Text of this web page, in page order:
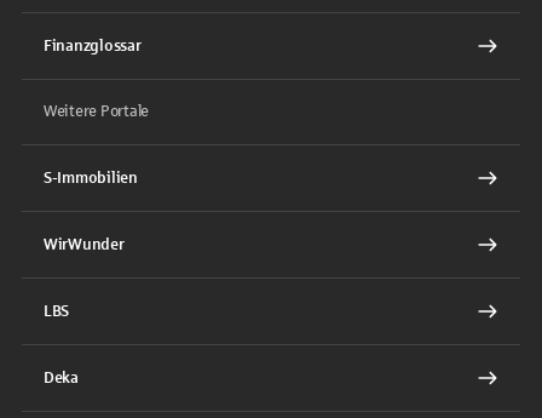
Finanzglossar
Weitere Portale
S-Immobilien
WirWunder
LBS
Deka